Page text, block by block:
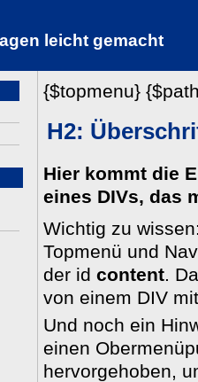
leicht gemacht
{$topmenu}
H2:
Hier kommt die
eines DIVs, das
Wichtig zu
Topmenü und
der id content .
von einem DIV
Und noch ein
einen
hervorgehoben,